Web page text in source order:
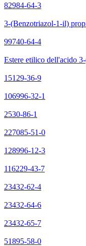
82984-64-3
3-(Benzotriazol-1-il)
99740-64-4
Estere etilico dell'acido
15129-36-9
106996-32-1
2530-86-1
227085-51-0
128996-12-3
116229-43-7
23432-62-4
23432-64-6
23432-65-7
51895-58-0